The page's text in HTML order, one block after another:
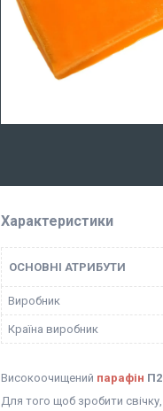
Характеристики
ОСНОВНІ АТРИБУТИ
Виробник
Країна виробник
Високоочищений парафін П2
Для того щоб зробити